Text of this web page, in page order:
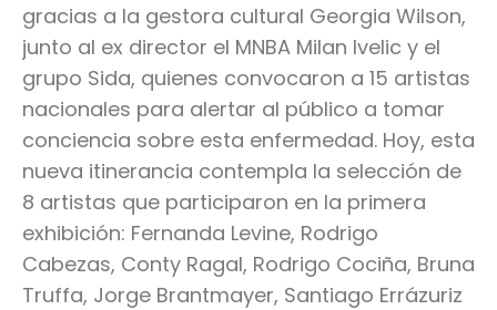
gracias a la gestora cultural Georgia Wilson,
junto al ex director el MNBA Milan Ivelic y el
grupo Sida, quienes convocaron a 15 artistas
nacionales para alertar al público a tomar
conciencia sobre esta enfermedad. Hoy, esta
nueva itinerancia contempla la selección de
8 artistas que participaron en la primera
exhibición: Fernanda Levine, Rodrigo
Cabezas, Conty Ragal, Rodrigo Cociña, Bruna
Truffa, Jorge Brantmayer, Santiago Errázuriz